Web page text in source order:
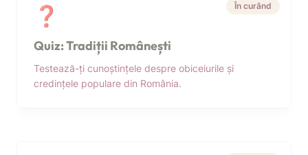
❓ În curând
Quiz: Tradiții Românești
Testează-ți cunoștințele despre obiceiurile și
credințele populare din România.